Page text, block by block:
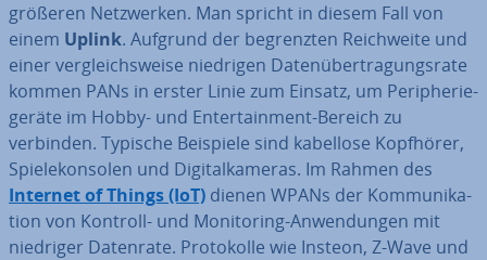
größeren Netz­wer­ken. Man spricht in diesem Fall von
einem Uplink. Aufgrund der be­grenz­ten Reich­wei­te und
einer ver­gleichs­wei­se niedrigen Da­ten­über­tra­gungs­ra­te
kommen PANs in erster Linie zum Einsatz, um Pe­ri­phe­rie­
ge­rä­te im Hobby- und En­ter­tain­ment-Bereich zu
verbinden. Typische Beispiele sind kabellose Kopfhörer,
Spie­le­kon­so­len und Di­gi­tal­ka­me­ras. Im Rahmen des
Internet of Things (IoT) dienen WPANs der Kom­mu­ni­ka­
ti­on von Kontroll- und Mo­ni­to­ring-An­wen­dun­gen mit
niedriger Datenrate. Pro­to­kol­le wie Insteon, Z-Wave und